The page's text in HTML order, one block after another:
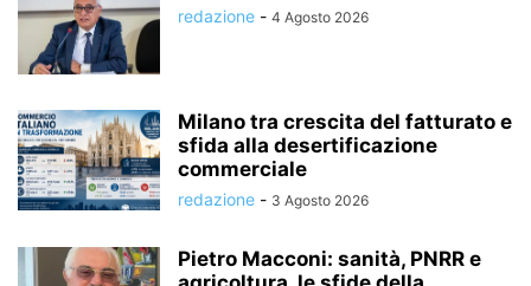
redazione - 4 Agosto 2026
Milano tra crescita del fatturato e
sfida alla desertificazione
commerciale
redazione - 3 Agosto 2026
Pietro Macconi: sanità, PNRR e